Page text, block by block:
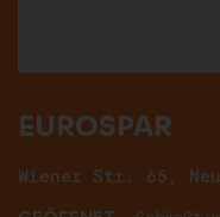
EUROSPAR
Wiener Str. 65,